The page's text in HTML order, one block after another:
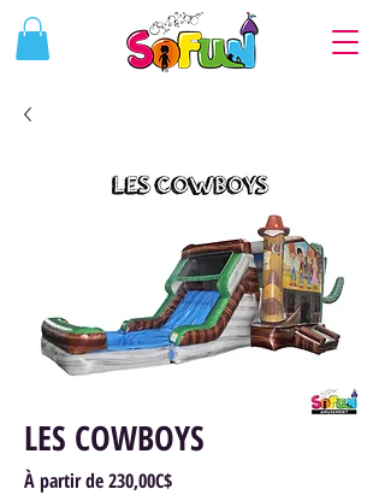
LES COWBOYS
À partir de230,00C$Prix